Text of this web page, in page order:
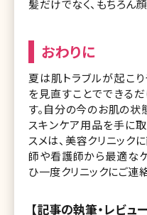
髪だけでなく、もちろん
おわりに
夏は肌トラブルが起こ
を見直すことでできる
す。自分の今のお肌の
スキンケア用品を手に
スメは、美容クリニック
師や看護師から最適な
ひ一度クリニックにご連
【記事の執筆・レビュ